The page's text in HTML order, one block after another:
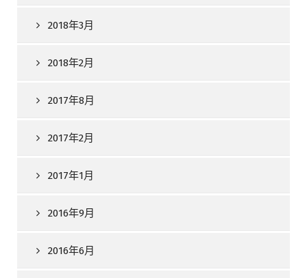
2018年3月
2018年2月
2017年8月
2017年2月
2017年1月
2016年9月
2016年6月